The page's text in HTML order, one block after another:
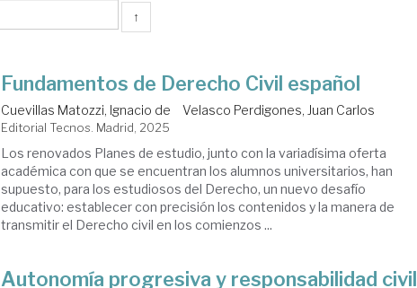
↑
Fundamentos de Derecho Civil español
Cuevillas Matozzi, Ignacio de Velasco Perdigones, Juan Carlos
Editorial Tecnos. Madrid, 2025
Los renovados Planes de estudio, junto con la variadísima oferta
académica con que se encuentran los alumnos universitarios, han
supuesto, para los estudiosos del Derecho, un nuevo desafío
educativo: establecer con precisión los contenidos y la manera de
transmitir el Derecho civil en los comienzos ...
Autonomía progresiva y responsabilidad civil